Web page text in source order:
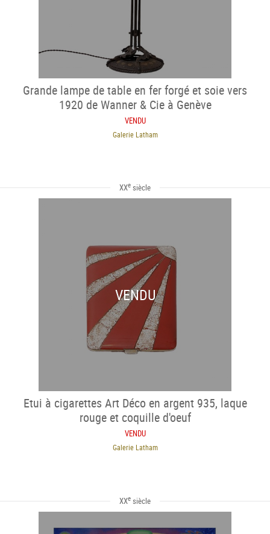
Grande lampe de table en fer forgé et soie vers
1920 de Wanner & Cie à Genève
VENDU
Galerie Latham
XXe siècle
VENDU
Etui à cigarettes Art Déco en argent 935, laque
rouge et coquille d'oeuf
VENDU
Galerie Latham
XXe siècle